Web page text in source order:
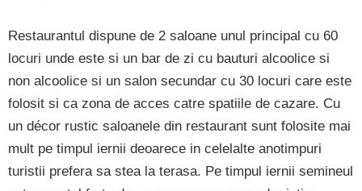
Restaurantul dispune de 2 saloane unul principal cu 60
locuri unde este si un bar de zi cu bauturi alcoolice si
non alcoolice si un salon secundar cu 30 locuri care este
folosit si ca zona de acces catre spatiile de cazare. Cu
un décor rustic saloanele din restaurant sunt folosite mai
mult pe timpul iernii deoarece in celelalte anotimpuri
turistii prefera sa stea la terasa. Pe timpul iernii semineul